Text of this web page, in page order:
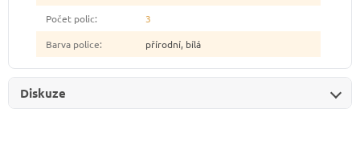
Počet polic:
3
Barva police: přírodní, bílá
Diskuze